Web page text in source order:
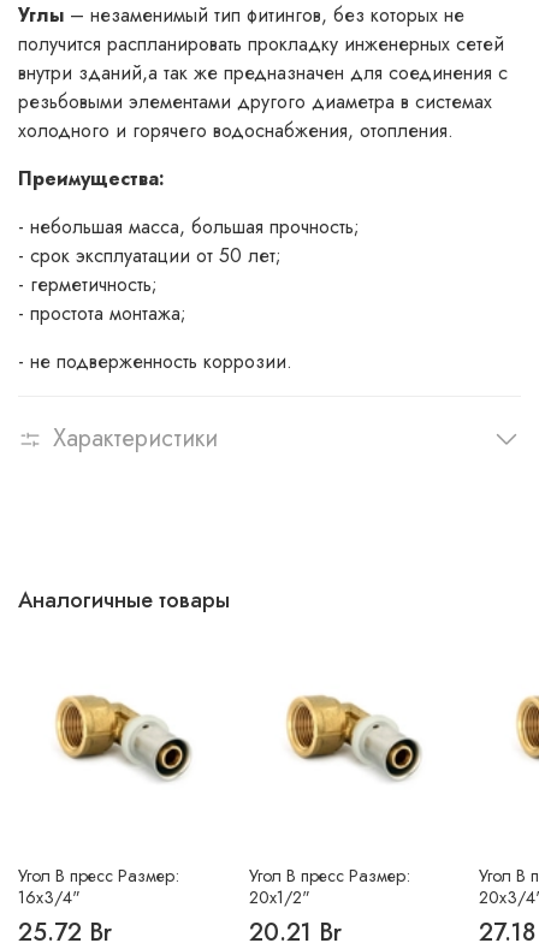
Углы – незаменимый тип фитингов, без которых не
получится распланировать прокладку инженерных сетей
внутри зданий,а так же предназначен для соединения с
резьбовыми элементами другого диаметра в системах
холодного и горячего водоснабжения, отопления.
Преимущества:
- небольшая масса, большая прочность;
- срок эксплуатации от 50 лет;
- герметичность;
- простота монтажа;
- не подверженность коррозии.
Характеристики
Аналогичные товары
Угол В пресс Размер:
16х3/4"
25.72 Br
Угол В пресс Размер:
20х1/2"
20.21 Br
Угол В
20х3/